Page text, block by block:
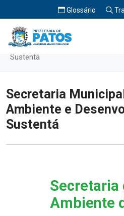
Glossário
Início
Secretaria Municipal de Meio
Sustentá
Secretaria
Ambiente e
Sustentá
Secretaria
Ambiente